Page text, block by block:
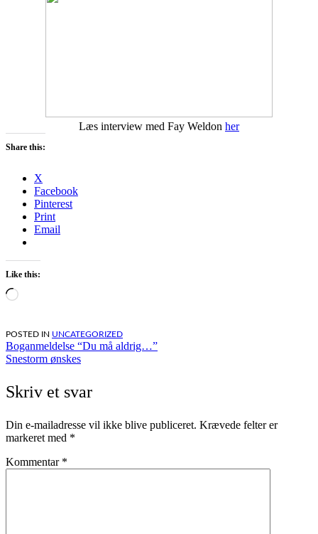
Læs interview med Fay Weldon her
Share this:
X
Facebook
Pinterest
Print
Email
Like this:
Loading…
POSTED IN UNCATEGORIZED
Indlægsnavigation
Boganmeldelse “Du må aldrig…”
Snestorm ønskes
Skriv et svar
Din e-mailadresse vil ikke blive publiceret. Krævede felter er
markeret med *
Kommentar *